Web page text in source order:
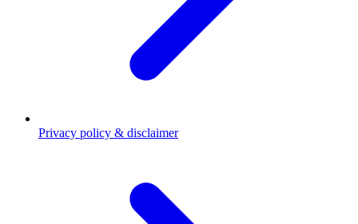
Privacy policy & disclaimer